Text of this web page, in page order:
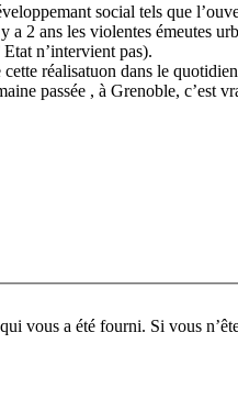
social tels que
2 ans les violentes émeutes
n’intervient pas).
réalisatuon dans le
passée , à Grenoble, c’est
Pour participer à ce forum, vous devez vous enregistrer au